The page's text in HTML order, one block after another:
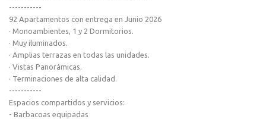
-----------
92 Apartamentos con entrega en Junio 2026
· Monoambientes, 1 y 2 Dormitorios.
· Muy iluminados.
· Amplias terrazas en todas las unidades.
· Vistas Panorámicas.
· Terminaciones de alta calidad.
-----------
Espacios compartidos y servicios:
- Barbacoas equipadas